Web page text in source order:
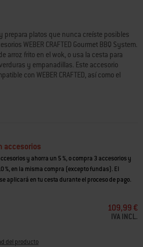
prepara platos que nunca creíste posibles
WEBER CRAFTED Gourmet BBQ System.
arroz frito en el wok, o usa la cesta para
y empanadillas. Este accesorio
con WEBER CRAFTED, así como el
de cocción Gourmet BBQ System.
y rejillas WEBER CRAFTED
retiene el calor para una cocción rápida y
sea compatible con accesorios WEBER
accesorios
y ahorra un 5 %, o compra 3 accesorios y
%, en la misma compra (excepto fundas). El
aplicará en tu cesta durante el proceso de pago.
109,99 €
IVA INCL.
del producto